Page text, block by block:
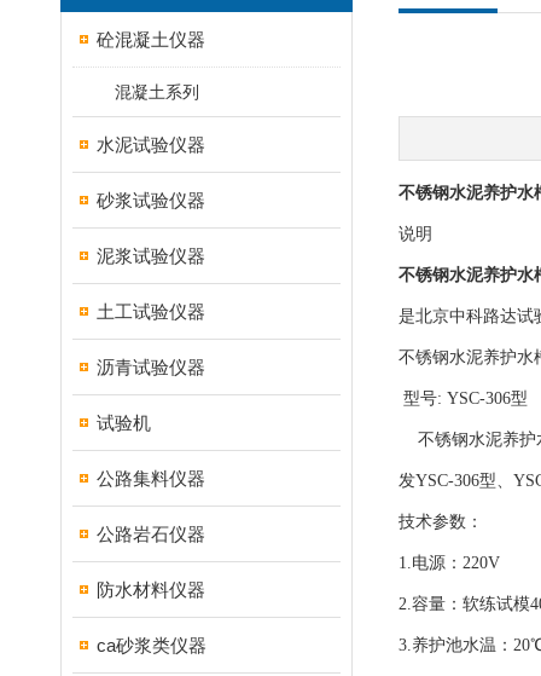
砼混凝土仪器
混凝土系列
水泥试验仪器
砂浆试验仪器
泥浆试验仪器
土工试验仪器
沥青试验仪器
试验机
公路集料仪器
公路岩石仪器
防水材料仪器
ca砂浆类仪器
不锈钢水泥养护水
说明
不锈钢水泥养护水
是北京中科路达试
不锈钢水泥养护水
型号: YSC-306型
不锈钢水泥养护
发YSC-306型、
技术参数：
1.电源：220V
2.容量：软练试模
3.养护池水温：